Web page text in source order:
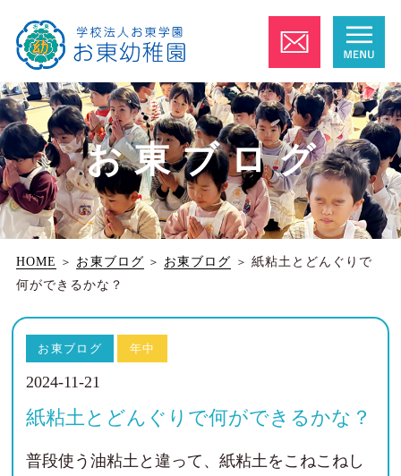
お東ブログ
HOME ＞ お東ブログ ＞ お東ブログ ＞ 紙粘土とどんぐりで
何ができるかな？
お東ブログ 年中
2024-11-21
紙粘土とどんぐりで何ができるかな？
普段使う油粘土と違って、紙粘土をこねこねし